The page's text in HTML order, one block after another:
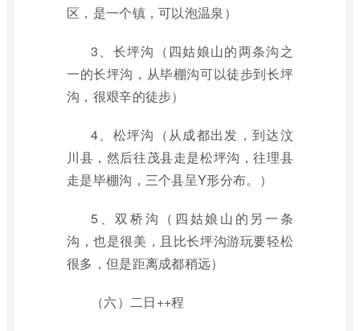
区，是一个镇，可以泡温泉）
3、长坪沟（四姑娘山的两条沟之
一的长坪沟，从毕棚沟可以徒步到长坪
沟，很艰辛的徒步）
4、松坪沟（从成都出发，到达汶
川县，然后往茂县走是松坪沟，往理县
走是毕棚沟，三个县呈Y形分布。）
5、双桥沟（四姑娘山的另一条
沟，也是很美，且比长坪沟游玩要轻松
很多，但是距离成都稍远）
（六）二日++程